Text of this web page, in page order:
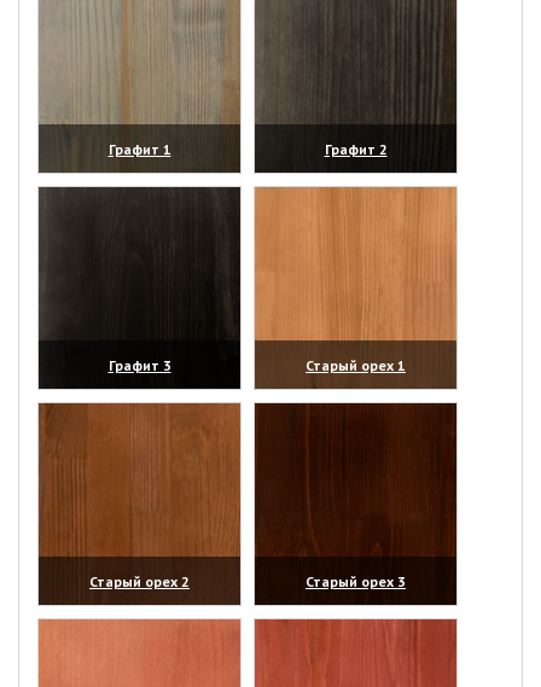
Графит 1
(увеличить)
Графит 2
(увеличить)
Графит 3
(увеличить)
Старый орех 1
(увеличить)
Старый орех 2
(увеличить)
Старый орех 3
(увеличить)